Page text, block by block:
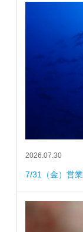
2026.07.30
7/31（金）営